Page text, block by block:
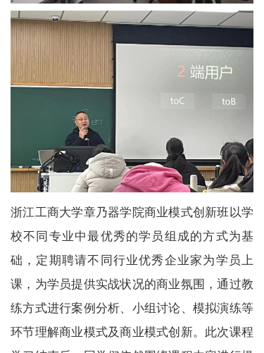
浙江工商大学章乃器学院商业模式创新班以学
校不同专业中最优秀的学员组成的方式为基
础，定期聘请不同行业优秀企业家为学员上
课，为学员提供实战状况的商业氛围，通过教
练方式进行案例分析、小组讨论、模拟演练等
环节理解商业模式及商业模式创新。此次课程